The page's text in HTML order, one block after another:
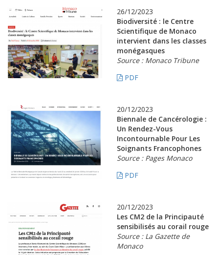
26/12/2023
Biodiversité : le Centre
Scientifique de Monaco
intervient dans les classes
monégasques
Source : Monaco Tribune
PDF
20/12/2023
Biennale de Cancérologie :
Un Rendez-Vous
Incontournable Pour Les
Soignants Francophones
Source : Pages Monaco
PDF
20/12/2023
Les CM2 de la Principauté
sensibilisés au corail rouge
Source : La Gazette de
Monaco